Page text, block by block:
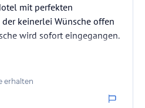
mit perfekten
keinerlei Wünsche offen
wird sofort eingegangen.
erhalten